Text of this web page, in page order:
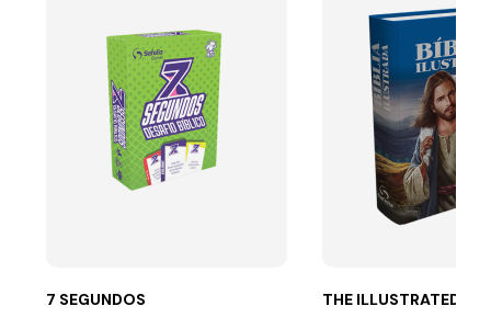
7 SEGUNDOS THE ILLUSTRATED